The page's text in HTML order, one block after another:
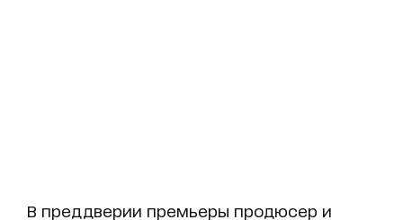
В преддверии премьеры продюсер и